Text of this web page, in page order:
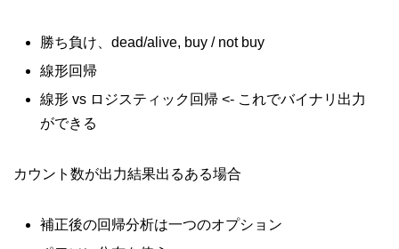
勝ち負け、dead/alive, buy / not buy
線形回帰
線形 vs ロジスティック回帰 <- これでバイナリ出力
ができる
カウント数が出力結果出るある場合
補正後の回帰分析は一つのオプション